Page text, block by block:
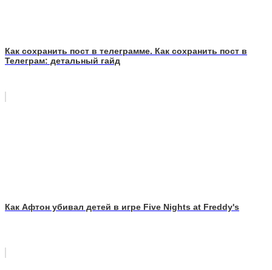
Как сохранить пост в телеграмме. Как сохранить пост в
Телеграм: детальный гайд
Как Афтон убивал детей в игре Five Nights at Freddy's